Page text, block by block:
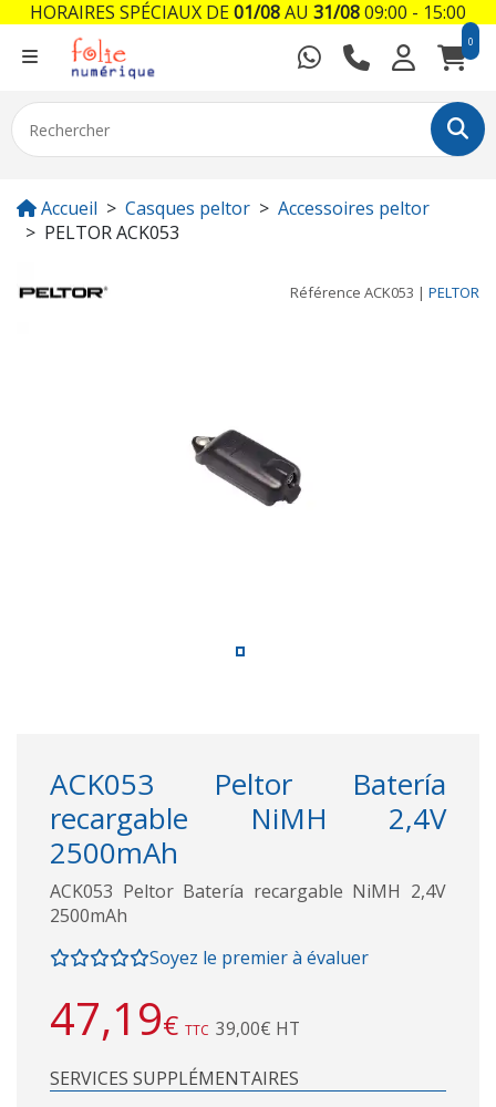
0
Accueil Casques peltor
Accessoires peltor
PELTOR ACK053
Référence ACK053 | PELTOR
ACK053 Peltor Batería
recargable NiMH 2,4V
2500mAh
ACK053 Peltor Batería recargable NiMH 2,4V
2500mAh
Soyez le premier à évaluer
47,19€ TTC 39,00€ HT
SERVICES SUPPLÉMENTAIRES
HORAIRES SPÉCIAUX DE01/08AU 31/0809:00 - 15:00